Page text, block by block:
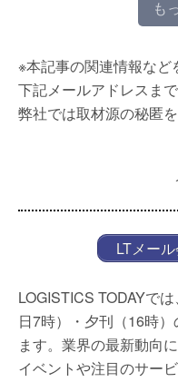
も
※本記事の関連情報な
下記メールアドレスま
弊社では取材源の秘匿
LTメー
LOGISTICS TODAYで
日7時）・夕刊（16時
ます。業界の最新動向
イベントや注目のサー